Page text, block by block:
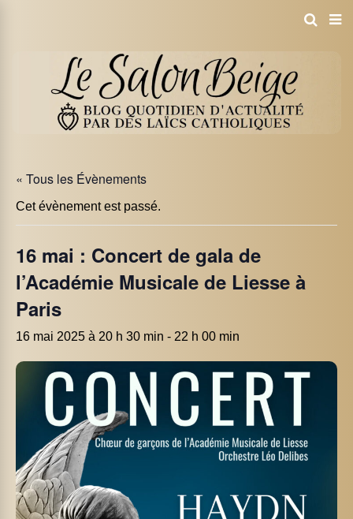
« Tous les Évènements
Cet évènement est passé.
16 mai : Concert de gala de
l’Académie Musicale de Liesse à
Paris
16 mai 2025 à 20 h 30 min - 22 h 00 min